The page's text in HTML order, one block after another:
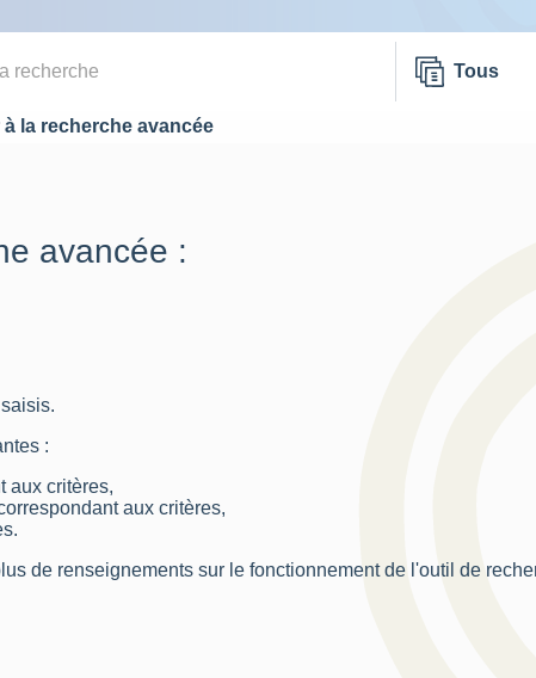
Tous
la recherche avancée
avancée :
:
aux critères,
aux critères,
de renseignements sur le fonctionnement de l'outil de